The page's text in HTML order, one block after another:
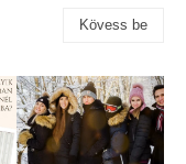
Kövess be